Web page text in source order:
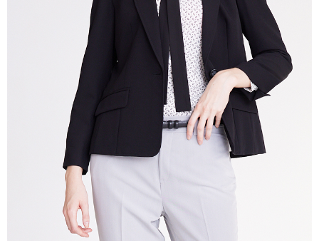
３．未成年的使用者請事先徵得法定代理人或監護人之同意方可使用
「AFTEE先享後付」，若未經同意申辦者引起之損失，本公司不負相關責
４．使用「AFTEE先享後付」時，將依據個別帳號之用戶狀況，依本公司即
時審查核予不同之上限額度；若仍有額度不足之情形，本公司將視審查結果
請求用戶進行身份認證。
５．嚴禁一人註冊多個帳號或使用他人資訊註冊。若發現惡意使用之情形，
恩沛科技股份有限公司將有權停止該用戶之使用額度並採取法律行動。